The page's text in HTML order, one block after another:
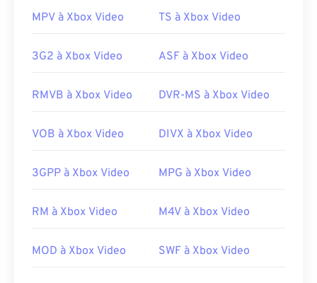
https://en.wikipedia.org/wiki/QuickTime_File_Fo
https://support.apple.com/guide/quicktime-
MPV à Xbox Video TS à Xbox Video
3G2 à Xbox Video ASF à Xbox Video
RMVB à Xbox Video DVR-MS à Xbox Video
VOB à Xbox Video DIVX à Xbox Video
3GPP à Xbox Video MPG à Xbox Video
RM à Xbox Video M4V à Xbox Video
MOD à Xbox Video SWF à Xbox Video